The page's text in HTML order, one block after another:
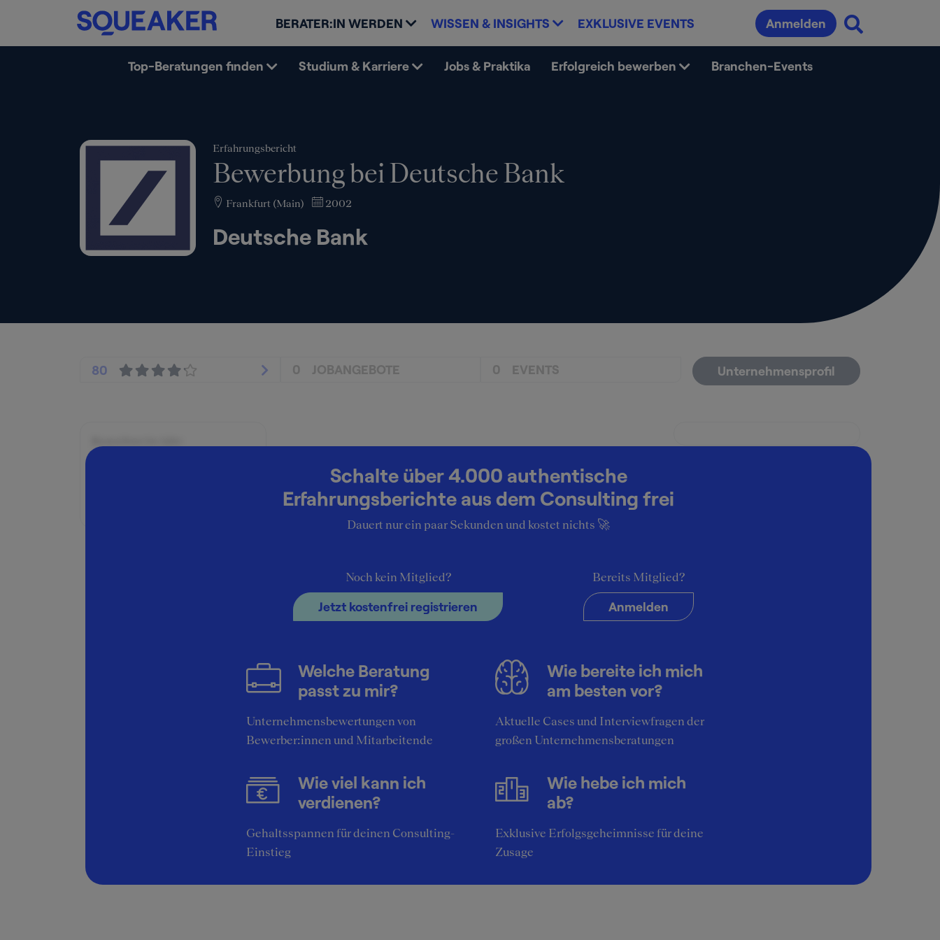
BERATER:IN WERDEN WISSEN & INSIGHTS EXKLUSIVE EVENTS Anmelden
Top-Beratungen finden Studium & Karriere Jobs & Praktika Erfolgreich bewerben Branchen-Events
Erfahrungsbericht
Bewerbung bei Deutsche Bank
Frankfurt (Main) 2002
Deutsche Bank
80 0 JOBANGEBOTE 0 EVENTS Unternehmensprofil
Schalte über 4.000 authentische
Erfahrungsberichte aus dem Consulting frei
Dauert nur ein paar Sekunden und kostet nichts 🚀
Noch kein Mitglied?
Jetzt kostenfrei registrieren
Bereits Mitglied?
Anmelden
Welche Beratung
passt zu mir?
Unternehmensbewertungen von
Bewerber:innen und Mitarbeitende
Wie bereite ich mich
am besten vor?
Aktuelle Cases und Interviewfragen der
großen Unternehmensberatungen
Wie viel kann ich
verdienen?
Gehaltsspannen für deinen Consulting-
Einstieg
Wie hebe ich mich
ab?
Exklusive Erfolgsgeheimnisse für deine
Zusage